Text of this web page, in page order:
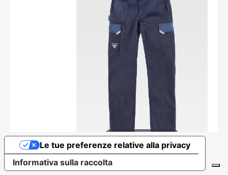
Tap or pinch to expand
Informativa sulla raccolta
Le tue preferenze relative alla privacy